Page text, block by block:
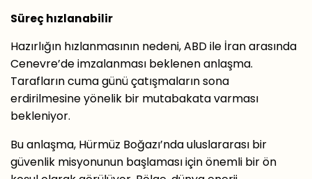
Süreç hızlanabilir
Hazırlığın hızlanmasının nedeni, ABD ile İran arasında
Cenevre’de imzalanması beklenen anlaşma.
Tarafların cuma günü çatışmaların sona
erdirilmesine yönelik bir mutabakata varması
bekleniyor.
Bu anlaşma, Hürmüz Boğazı’nda uluslararası bir
güvenlik misyonunun başlaması için önemli bir ön